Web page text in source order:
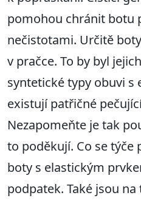
pomohou chránit botu
nečistotami. Určitě
v pračce. To by byl
syntetické typy obuvi s
existují patřičné
Nezapomeňte je tak
to poděkují. Co se
boty s elastickým
podpatek. Také jsou